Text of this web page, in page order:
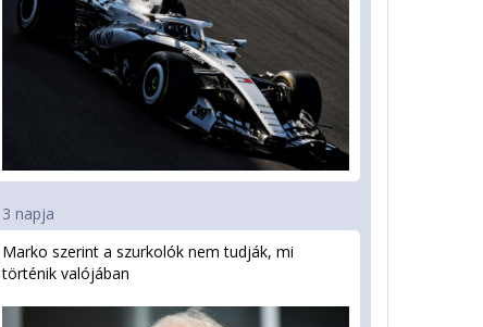
3 napja
Marko szerint a szurkolók nem tudják, mi
történik valójában